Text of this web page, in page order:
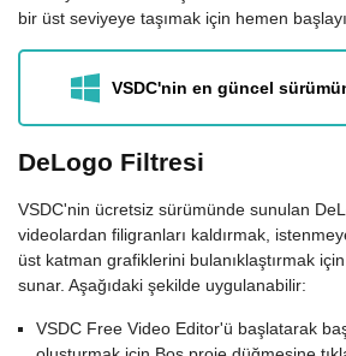
bir üst seviyeye taşımak için hemen
VSDC'nin en güncel
DeLogo Filtresi
VSDC'nin ücretsiz sürümünde sunulan
videolardan filigranları kaldırmak,
üst katman grafiklerini bulanıklaştırmak
sunar. Aşağıdaki şekilde uygulanabilir:
VSDC Free Video Editor'ü başlatarak